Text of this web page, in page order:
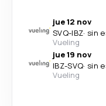
jue 12 nov
SVQ-IBZ· sin
Vueling
jue 19 nov
IBZ-SVQ· sin
Vueling